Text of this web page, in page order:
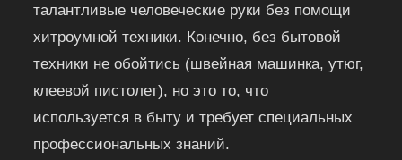
талантливые человеческие руки без помощи
хитроумной техники. Конечно, без бытовой
техники не обойтись (швейная машинка, утюг,
клеевой пистолет), но это то, что
используется в быту и требует специальных
профессиональных знаний.